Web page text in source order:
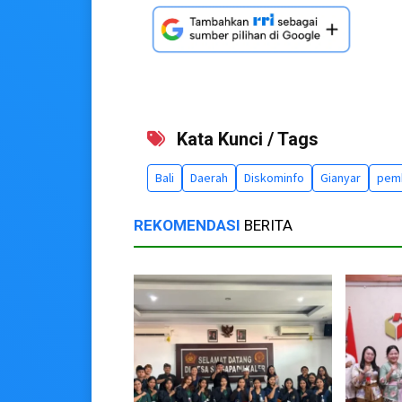
Kata Kunci / Tags
Bali Daerah Diskominfo Gianyar
REKOMENDASI BERITA